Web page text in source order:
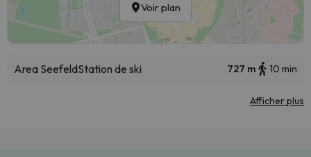
Voir plan
Area SeefeldStation de ski 727 m 10 min
Afficher plus